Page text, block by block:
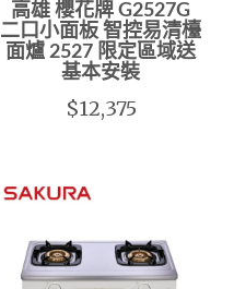
高雄 櫻花牌 G2527G
二口小面板 智控易清檯
面爐 2527 限定區域送
基本安裝
$12,375